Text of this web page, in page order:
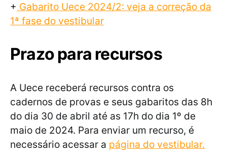
+ Gabarito Uece 2024/2: veja a correção da
1ª fase do vestibular
Prazo para recursos
A Uece receberá recursos contra os
cadernos de provas e seus gabaritos das 8h
do dia 30 de abril até as 17h do dia 1º de
maio de 2024. Para enviar um recurso, é
necessário acessar a página do vestibular.